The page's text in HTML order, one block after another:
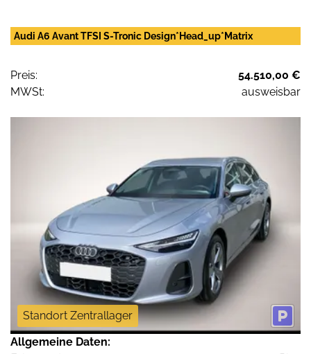
Audi A6 Avant TFSI S-Tronic Design*Head_up*Matrix
Preis:
54.510,00 €
MWSt:
ausweisbar
Standort Zentrallager
Allgemeine Daten: